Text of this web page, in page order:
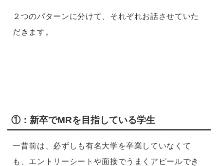
２つのパターンに分けて、それぞれお話させていた
だきます。
①：新卒でMRを目指している学生
一昔前は、必ずしも有名大学を卒業していなくて
も、エントリーシートや面接でうまくアピールでき